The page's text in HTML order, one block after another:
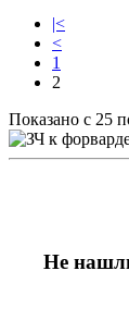
|<
<
1
2
Показано с 25
Не